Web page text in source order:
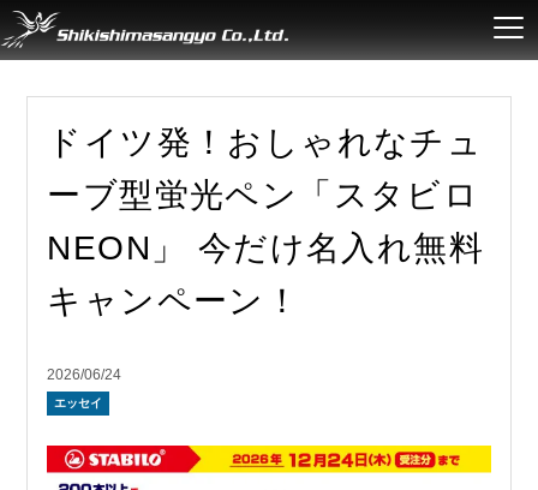
ドイツ発！おしゃれなチュ
ーブ型蛍光ペン「スタビロ
NEON」 今だけ名入れ無料
キャンペーン！
2026/06/24
エッセイ